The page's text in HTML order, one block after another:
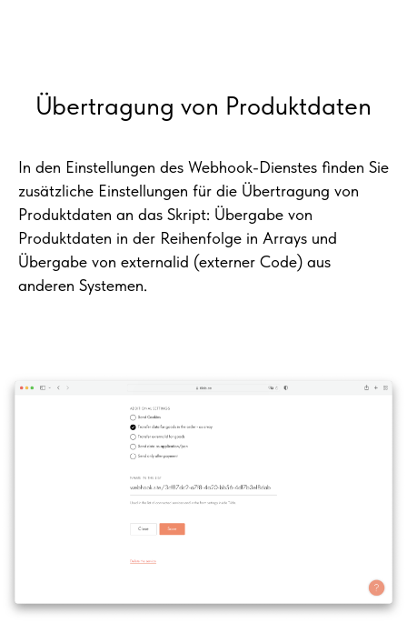
Übertragung von Produktdaten
In den Einstellungen des Webhook-Dienstes finden Sie
zusätzliche Einstellungen für die Übertragung von
Produktdaten an das Skript: Übergabe von
Produktdaten in der Reihenfolge in Arrays und
Übergabe von externalid (externer Code) aus
anderen Systemen.